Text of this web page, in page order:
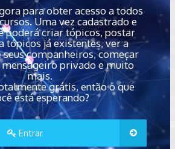
para obter acesso a todos
Uma vez cadastrado e
poderá criar tópicos, postar
tópicos já existentes, ver a
seus companheiros, começar
privado e muito
mais.
grátis, então o que
está esperando?
Entrar